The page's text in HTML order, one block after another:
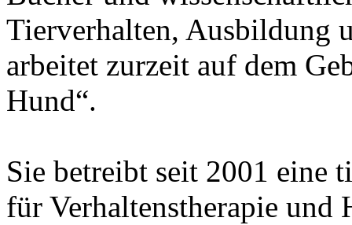
Tierverhalten, Ausbildung
arbeitet zurzeit auf dem
Hund“.
Sie betreibt seit 2001 eine
für Verhaltenstherapie und